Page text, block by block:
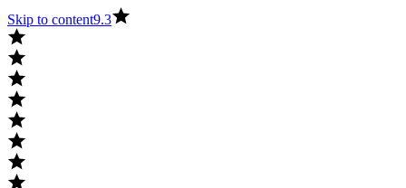
Skip to content9.3